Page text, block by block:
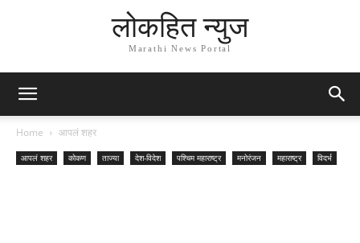
लोकहित न्युज
Marathi News Portal
Home आपलं शहर
आपलं शहर कोकण ताज्या देश-विदेश पश्चिम महाराष्ट्र मनोरंजन महाराष्ट्र विदर्भ